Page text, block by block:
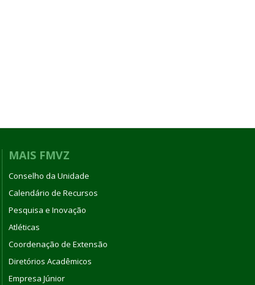
MAIS FMVZ
Conselho da Unidade
Calendário de Recursos
Pesquisa e Inovação
Atléticas
Coordenação de Extensão
Diretórios Acadêmicos
Empresa Júnior